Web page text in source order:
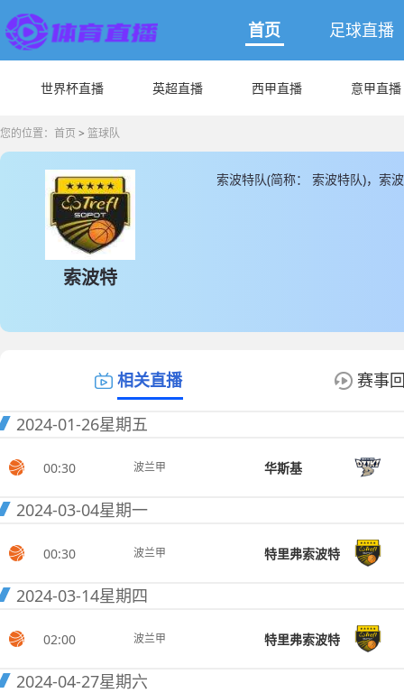
首页 足球直播
世界杯直播 英超直播 西甲直播 意甲直播
您的位置： 首页 > 篮球队
索波特
索波特队(简称： 索波特队)，索
相关直播 赛事
2024-01-26星期五
00:30 波兰甲 华斯基
2024-03-04星期一
00:30 波兰甲 特里弗索波特
2024-03-14星期四
02:00 波兰甲 特里弗索波特
2024-04-27星期六